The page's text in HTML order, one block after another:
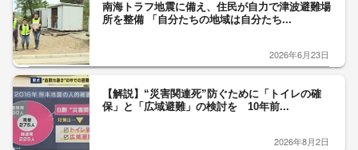
南海トラフ地震に備え、住民が自力で津波避難場
所を整備 「自分たちの地域は自分たち...
2026年6月23日
【解説】“災害関連死”防ぐために「トイレの確
保」と「広域避難」の検討を 10年前...
2026年8月2日